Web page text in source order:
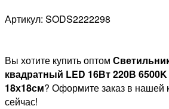
Артикул: SODS2222298
Вы хотите купить оптом
квадратный LED 16Вт 220В
18х18см? Оформите заказ в нашей
сейчас!